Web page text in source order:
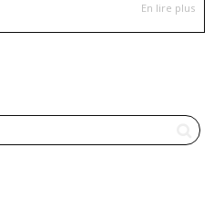
En lire plus